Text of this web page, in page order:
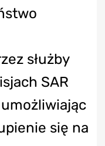
służby
SAR
się na